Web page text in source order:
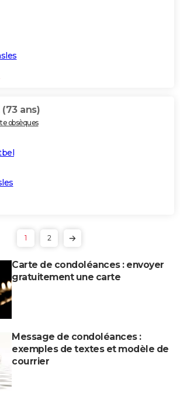
(73 ans)
obsèques
1 2
Carte de condoléances : envoyer
gratuitement une carte
Message de condoléances :
exemples de textes et modèle de
courrier